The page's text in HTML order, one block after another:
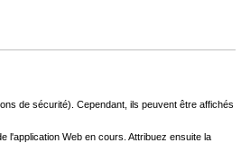
de sécurité). Cependant, ils peuvent être affichés
l'application Web en cours. Attribuez ensuite la